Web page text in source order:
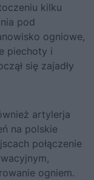
kilku
pod
ogniowe,
piechoty i
się zajadły
artylerja
na polskie
połączenie
ogniem.